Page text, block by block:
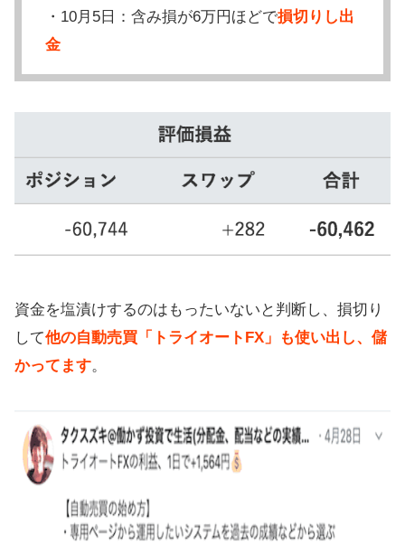
・10月5日：含み損が6万円ほどで損切りし出
金
資金を塩漬けするのはもったいないと判断し、損切り
して他の自動売買「トライオートFX」も使い出し、儲
かってます。